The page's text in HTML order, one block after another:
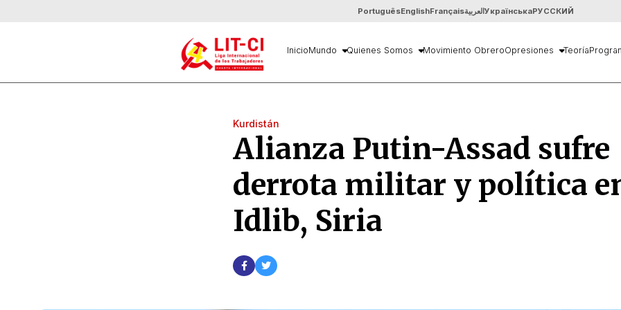
PortuguêsEnglishFrançaisالعربيةУкраїнськаРУССКИЙ
InicioMundo Quienes Somos Movimiento ObreroOpresiones Teoría
Kurdistán
Alianza Putin-Assad sufre
derrota militar y política
Idlib, Siria